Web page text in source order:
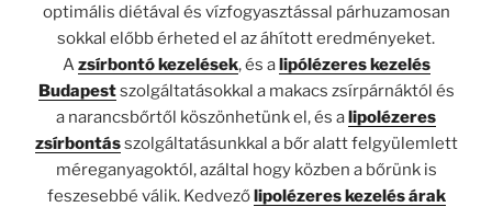
optimális diétával és vízfogyasztással párhuzamosan
sokkal előbb érheted el az áhított eredményeket.
Azsírbontó kezelések, és alipólézeres kezelés
Budapestszolgáltatásokkal a makacs zsírpárnáktól és
a narancsbőrtől köszönhetünk el, és alipolézeres
zsírbontásszolgáltatásunkkal a bőr alatt felgyülemlett
méreganyagoktól, azáltal hogy közben a bőrünk is
feszesebbé válik. Kedvezőlipolézeres kezelés árak